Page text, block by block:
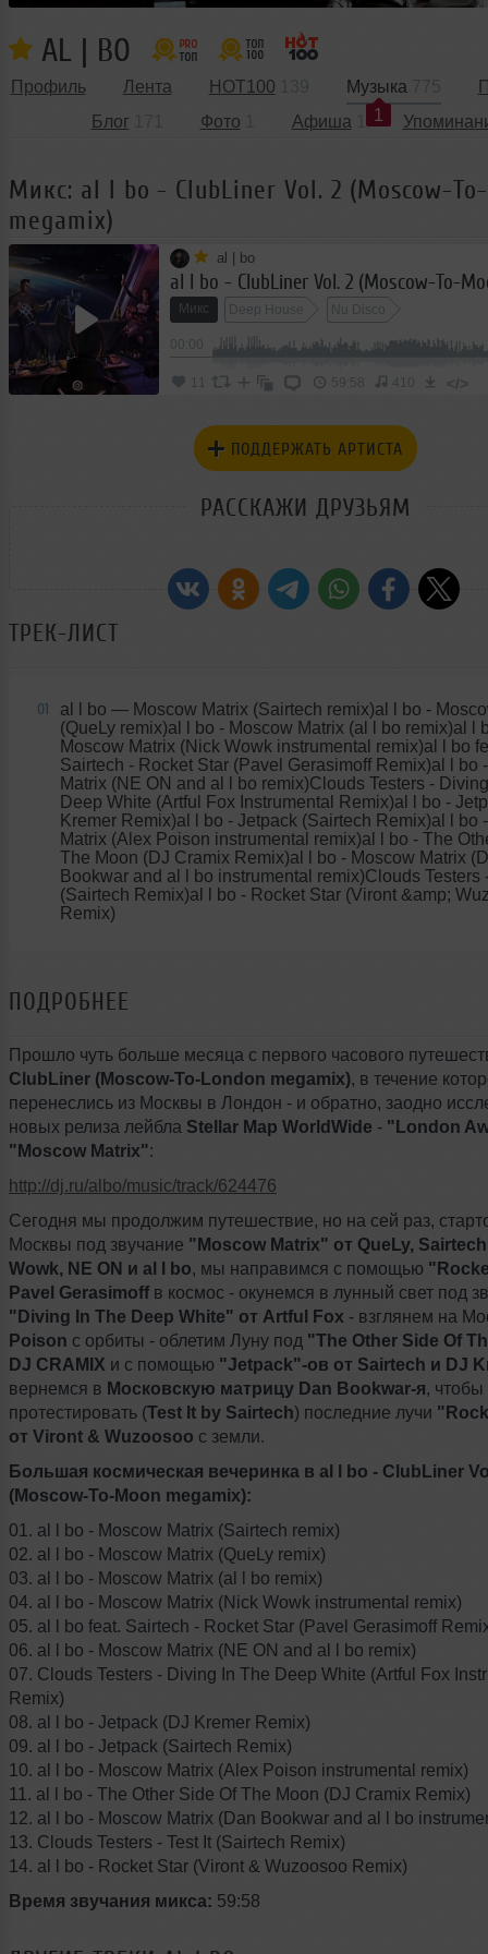
AL | BO
Профиль Лента HOT100
Музыка
1
Блог
Фото Афиша
Микс: al l bo - ClubLiner Vol. 2 (Moscow-
megamix)
al | bo
al l bo - ClubLiner Vol. 2 (Moscow-To-
Микс Deep House Nu Disco
59:58 </>
ПОДДЕРЖАТЬ АРТИСТА
РАССКАЖИ ДРУЗЬЯМ
ТРЕК-ЛИСТ
01 al l bo — Moscow Matrix (Sairtech remix)al l bo -
(QueLy remix)al l bo - Moscow Matrix (al l bo remix)al l
Moscow Matrix (Nick Wowk instrumental remix)al l bo
Sairtech - Rocket Star (Pavel Gerasimoff Remix)al l bo
Matrix (NE ON and al l bo remix)Clouds Testers -
Deep White (Artful Fox Instrumental Remix)al l bo -
Kremer Remix)al l bo - Jetpack (Sairtech Remix)al l bo
Matrix (Alex Poison instrumental remix)al l bo - The
The Moon (DJ Cramix Remix)al l bo - Moscow Matrix
Bookwar and al l bo instrumental remix)Clouds Testers
(Sairtech Remix)al l bo - Rocket Star (Viront &amp;
Remix)
ПОДРОБНЕЕ
Прошло чуть больше месяца с первого часового
ClubLiner (Moscow-To-London megamix), в течение
перенеслись из Москвы в Лондон - и обратно, заодно
новых релиза лейбла Stellar Map WorldWide - "London
"Moscow Matrix":
http://dj.ru/albo/music/track/624476
Сегодня мы продолжим путешествие, но на сей раз,
Москвы под звучание "Moscow Matrix" от QueLy,
Wowk, NE ON и al l bo, мы направимся с помощью
Pavel Gerasimoff в космос - окунемся в лунный свет под
"Diving In The Deep White" от Artful Fox - взглянем на
Poison с орбиты - облетим Луну под "The Other Side Of
DJ CRAMIX и с помощью "Jetpack"-ов от Sairtech и DJ
вернемся в Московскую матрицу Dan Bookwar-я, чтобы
протестировать (Test It by Sairtech) последние лучи
от Viront & Wuzoosoo с земли.
Большая космическая вечеринка в al l bo - ClubLiner
(Moscow-To-Moon megamix):
01. al l bo - Moscow Matrix (Sairtech remix)
02. al l bo - Moscow Matrix (QueLy remix)
03. al l bo - Moscow Matrix (al l bo remix)
04. al l bo - Moscow Matrix (Nick Wowk instrumental remix)
05. al l bo feat. Sairtech - Rocket Star (Pavel Gerasimoff
06. al l bo - Moscow Matrix (NE ON and al l bo remix)
07. Clouds Testers - Diving In The Deep White (Artful Fox
Remix)
08. al l bo - Jetpack (DJ Kremer Remix)
09. al l bo - Jetpack (Sairtech Remix)
10. al l bo - Moscow Matrix (Alex Poison instrumental remix)
11. al l bo - The Other Side Of The Moon (DJ Cramix Remix)
12. al l bo - Moscow Matrix (Dan Bookwar and al l bo
13. Clouds Testers - Test It (Sairtech Remix)
14. al l bo - Rocket Star (Viront & Wuzoosoo Remix)
Время звучания микса: 59:58